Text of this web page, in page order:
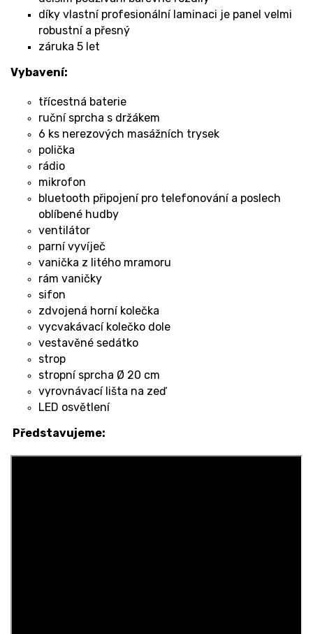
díky vlastní profesionální laminaci je panel velmi
robustní a přesný
záruka 5 let
Vybavení:
třícestná baterie
ruční sprcha s držákem
6 ks nerezových masážních trysek
polička
rádio
mikrofon
bluetooth připojení pro telefonování a poslech
oblíbené hudby
ventilátor
parní vyvíječ
vanička z litého mramoru
rám vaničky
sifon
zdvojená horní kolečka
vycvakávací kolečko dole
vestavěné sedátko
strop
stropní sprcha Ø 20 cm
vyrovnávací lišta na zeď
LED osvětlení
Představujeme: